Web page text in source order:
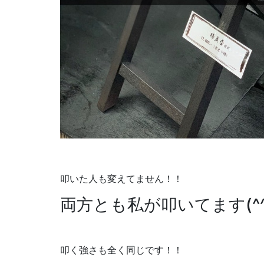
叩いた人も変えてません！！
両方とも私が叩いてます
叩く強さも全く同じです！！